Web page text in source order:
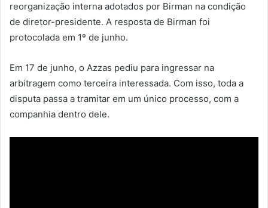
reorganização interna adotados por Birman na condição
de diretor-presidente. A resposta de Birman foi
protocolada em 1º de junho.
Em 17 de junho, o Azzas pediu para ingressar na
arbitragem como terceira interessada. Com isso, toda a
disputa passa a tramitar em um único processo, com a
companhia dentro dele.